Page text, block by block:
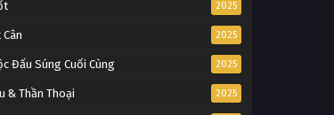
2025
Cân 2025
Đấu Súng Cuối Cùng 2025
& Thần Thoại 2025